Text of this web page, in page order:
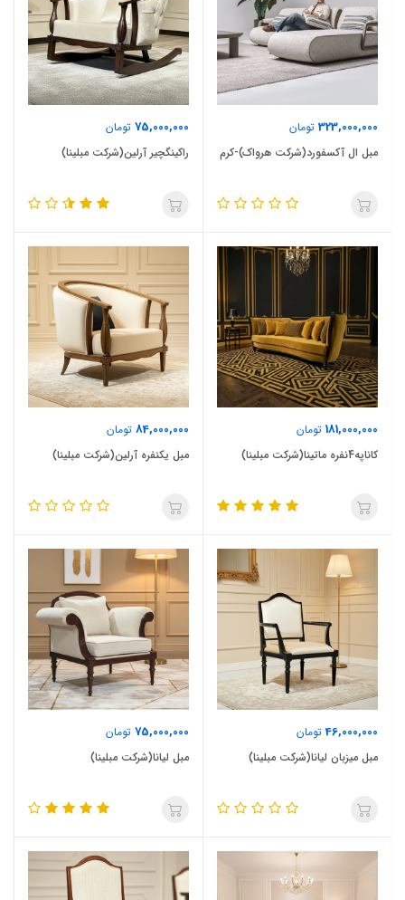
323,000,000 تومان
مبل ال آکسفورد(شرکت هرواک)-کرم
75,000,000 تومان
راکینگچیر آرلین(شرکت مبلینا)
181,000,000 تومان
کاناپه4نفره ماتینا(شرکت مبلینا)
84,000,000 تومان
مبل یکنفره آرلین(شرکت مبلینا)
46,000,000تومان
مبل میزبان لیانا(شرکت مبلینا)
75,000,000 تومان
مبل لیانا(شرکت مبلینا)